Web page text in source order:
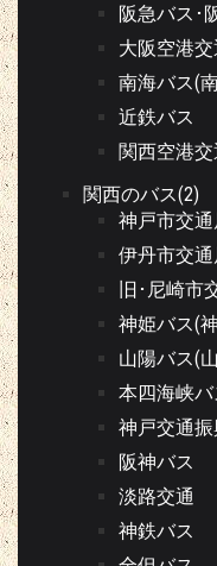
阪急バス･
大阪空港交
南海バス(
近鉄バス
関西空港交
関西のバス(2)
神戸市交通
伊丹市交通
旧･尼崎市
神姫バス(
山陽バス(
本四海峡バ
神戸交通
阪神バス
淡路交通
神鉄バス